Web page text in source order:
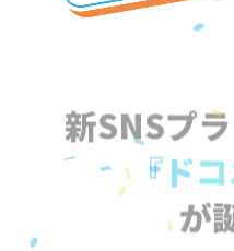
新SNSプ
『ド
が